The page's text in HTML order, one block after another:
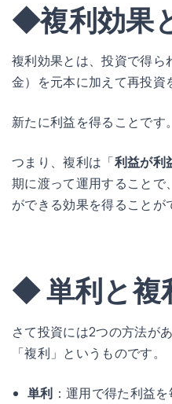
◆複利効果
複利効果とは、投資で得ら
金）を元本に加えて再投資
新たに利益を得ることです。
つまり、複利は「利益が利
期に渡って運用することで
ができる効果を得ることが
◆ 単利と複
さて投資には2つの方法が
「複利」というものです。
単利 ：運用で得た利益